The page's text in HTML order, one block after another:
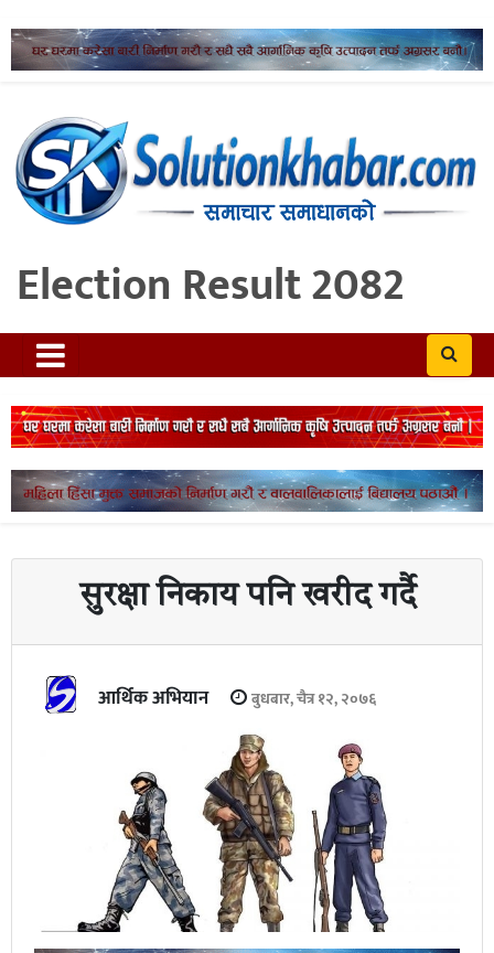
Election Result 2082
सुरक्षा निकाय पनि खरीद गर्दै
आर्थिक अभियान बुधबार, चैत्र १२, २०७६